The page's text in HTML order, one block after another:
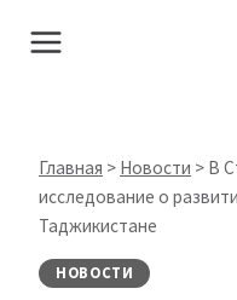
Главная > Новости > В
исследование о
Таджикистане
НОВОСТИ